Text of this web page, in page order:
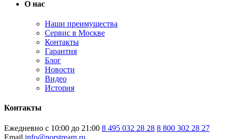
О нас
Наши преимущества
Сервис в Москве
Контакты
Гарантия
Блог
Новости
Видео
История
Контакты
Ежедневно с 10:00 до 21:00 8 495 032 28 28 8 800 302 28 27
Email info@norstream.ru